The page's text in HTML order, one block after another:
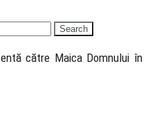
către Maica Domnului în